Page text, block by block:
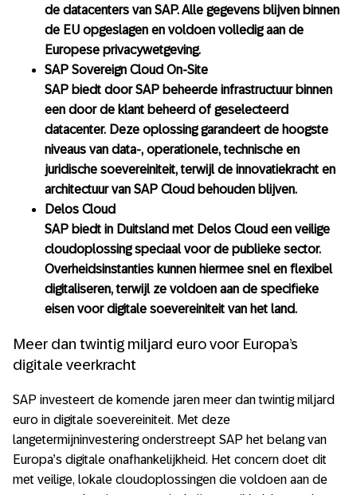
de datacenters van SAP. Alle gegevens blijven binnen
de EU opgeslagen en voldoen volledig aan de
Europese privacywetgeving.
SAP Sovereign Cloud On-Site
SAP biedt door SAP beheerde infrastructuur binnen
een door de klant beheerd of geselecteerd
datacenter. Deze oplossing garandeert de hoogste
niveaus van data-, operationele, technische en
juridische soevereiniteit, terwijl de innovatiekracht en
architectuur van SAP Cloud behouden blijven.
Delos Cloud
SAP biedt in Duitsland met Delos Cloud een veilige
cloudoplossing speciaal voor de publieke sector.
Overheidsinstanties kunnen hiermee snel en flexibel
digitaliseren, terwijl ze voldoen aan de specifieke
eisen voor digitale soevereiniteit van het land.
Meer dan twintig miljard euro voor Europa’s
digitale veerkracht
SAP investeert de komende jaren meer dan twintig miljard
euro in digitale soevereiniteit. Met deze
langetermijninvestering onderstreept SAP het belang van
Europa’s digitale onafhankelijkheid. Het concern doet dit
met veilige, lokale cloudoplossingen die voldoen aan de